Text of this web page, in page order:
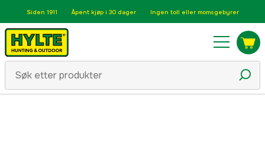
Siden 1911 Åpent kjøp i 30 dager Ingen toll eller momsgebyrer